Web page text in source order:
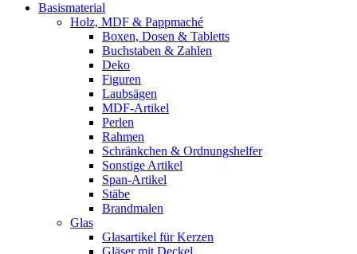
Basismaterial
Holz, MDF & Pappmaché
Boxen, Dosen & Tabletts
Buchstaben & Zahlen
Deko
Figuren
Laubsägen
MDF-Artikel
Perlen
Rahmen
Schränkchen & Ordnungshelfer
Sonstige Artikel
Span-Artikel
Stäbe
Brandmalen
Glas
Glasartikel für Kerzen
Gläser mit Deckel